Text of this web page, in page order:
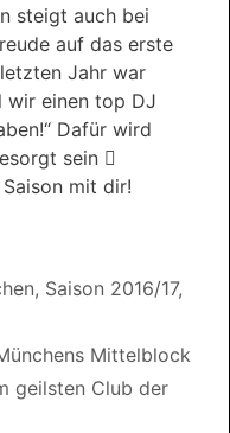
steigt auch bei
auf das erste
Jahr war
wir einen top DJ
Dafür wird
sein 
mit dir!
, Saison 2016/17,
Mittelblock
geilsten Club der